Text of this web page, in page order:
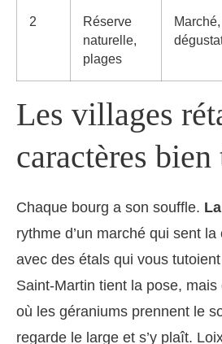
2
Réserve
naturelle,
plages
Marché,
Les villages
caractères bien
Chaque bourg a son souffle.
rythme d’un marché qui sent
avec des étals qui vous
Saint-Martin tient la pose,
où les géraniums prennent le
regarde le large et s’y plaît.